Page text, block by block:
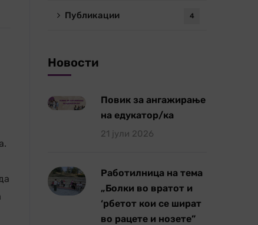
Публикации 4
Новости
Повик за ангажирање
на едукатор/ка
21 јули 2026
Работилница на тема
„Болки во вратот и
‘рбетот кои се шират
во рацете и нозете”